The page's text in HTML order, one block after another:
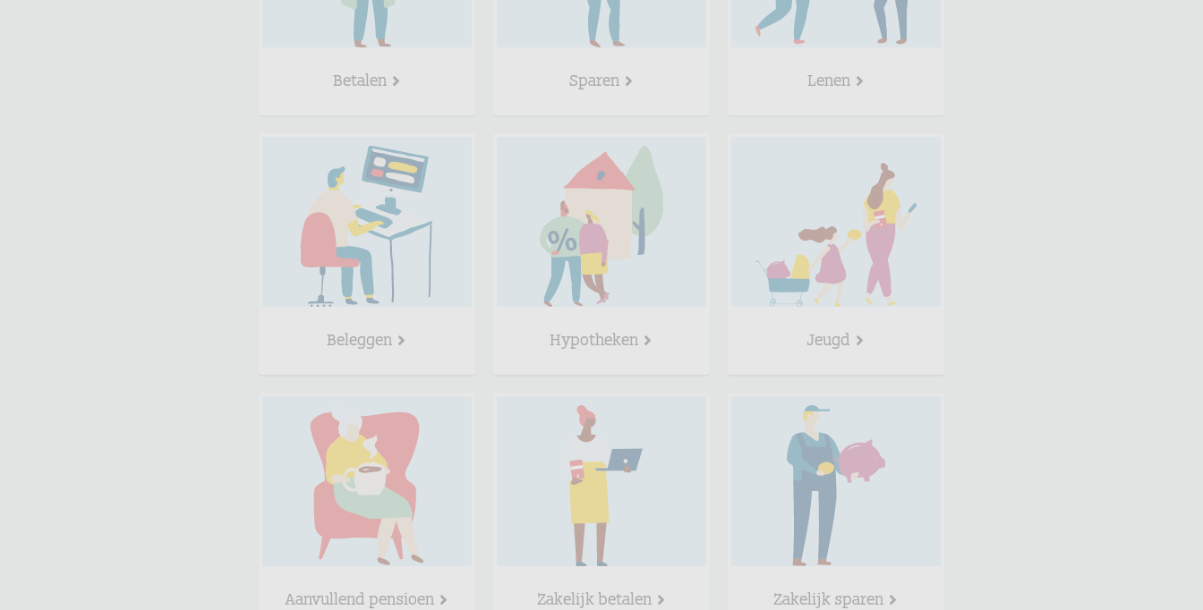
Betalen Sparen Lenen
Beleggen Hypotheken Jeugd
Aanvullend pensioen Zakelijk betalen Zakelijk sparen